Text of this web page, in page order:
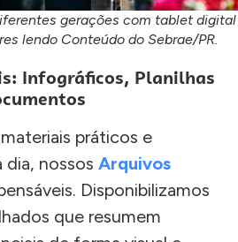
gerações com tablet digital
lendo Conteúdo do Sebrae/PR.
Infográficos, Planilhas
práticos e
dia, nossos Arquivos
Disponibilizamos
que resumem